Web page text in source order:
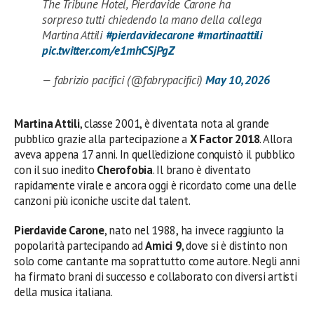
The Tribune Hotel, Pierdavide Carone ha
sorpreso tutti chiedendo la mano della collega
Martina Attili #pierdavidecarone #martinaattili
pic.twitter.com/e1mhCSjPgZ
— fabrizio pacifici (@fabrypacifici)May 10, 2026
Martina Attili, classe 2001, è diventata nota al grande
pubblico grazie alla partecipazione aX Factor 2018. Allora
aveva appena 17 anni. In quell’edizione conquistò il pubblico
con il suo inedito Cherofobia. Il brano è diventato
rapidamente virale e ancora oggi è ricordato come una delle
canzoni più iconiche uscite dal talent.
Pierdavide Carone, nato nel 1988, ha invece raggiunto la
popolarità partecipando adAmici 9, dove si è distinto non
solo come cantante ma soprattutto come autore. Negli anni
ha firmato brani di successo e collaborato con diversi artisti
della musica italiana.